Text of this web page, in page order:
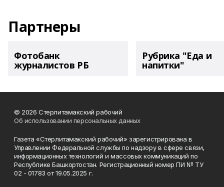
Партнеры
Фотобанк
журналистов РБ
Рубрика "Еда и
напитки"
© 2026 Стерлитамакский рабочий
Об использовании персональных данных
Газета «Стерлитамакский рабочий» зарегистрирована в
Управлении Федеральной службы по надзору в сфере связи,
информационных технологий и массовых коммуникаций по
Республике Башкортостан. Регистрационный номер ПИ № ТУ
02 - 01783 от 19.05.2025 г.